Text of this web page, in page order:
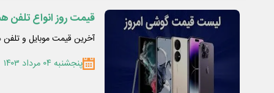
قیمت روز انواع تلفن همراه در ۴
آخرین قیمت موبایل و تلفن همراه در
پنجشنبه ۰۴ مرداد ۱۴۰۳